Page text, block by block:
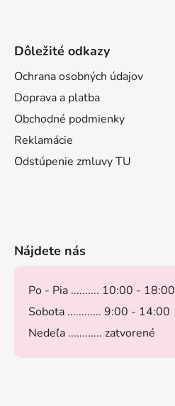
Dôležité odkazy
Ochrana osobných údajov
Doprava a platba
Obchodné podmienky
Reklamácie
Odstúpenie zmluvy TU
Nájdete nás
Po - Pia .......... 10:00 - 18:00
Sobota ............ 9:00 - 14:00
Nedeľa ............ zatvorené